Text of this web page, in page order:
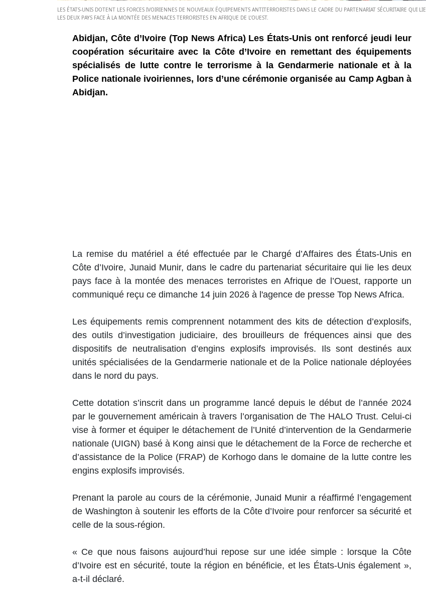
LES ÉTATS-UNIS DOTENT LES FORCES IVOIRIENNES DE NOUVEAUX ÉQUIPEMENTS ANTITERRORISTES DANS LE CADRE DU PARTENARIAT SÉCURITAIRE QUI LIE
LES DEUX PAYS FACE À LA MONTÉE DES MENACES TERRORISTES EN AFRIQUE DE L’OUEST.
Abidjan, Côte d’Ivoire (Top News Africa) Les États-Unis ont renforcé jeudi leur
coopération sécuritaire avec la Côte d’Ivoire en remettant des équipements
spécialisés de lutte contre le terrorisme à la Gendarmerie nationale et à la
Police nationale ivoiriennes, lors d’une cérémonie organisée au Camp Agban à
Abidjan.
La remise du matériel a été effectuée par le Chargé d’Affaires des États-Unis en
Côte d’Ivoire, Junaid Munir, dans le cadre du partenariat sécuritaire qui lie les deux
pays face à la montée des menaces terroristes en Afrique de l’Ouest, rapporte un
communiqué reçu ce dimanche 14 juin 2026 à l'agence de presse Top News Africa.
Les équipements remis comprennent notamment des kits de détection d’explosifs,
des outils d’investigation judiciaire, des brouilleurs de fréquences ainsi que des
dispositifs de neutralisation d’engins explosifs improvisés. Ils sont destinés aux
unités spécialisées de la Gendarmerie nationale et de la Police nationale déployées
dans le nord du pays.
Cette dotation s’inscrit dans un programme lancé depuis le début de l’année 2024
par le gouvernement américain à travers l’organisation de The HALO Trust. Celui-ci
vise à former et équiper le détachement de l’Unité d’intervention de la Gendarmerie
nationale (UIGN) basé à Kong ainsi que le détachement de la Force de recherche et
d’assistance de la Police (FRAP) de Korhogo dans le domaine de la lutte contre les
engins explosifs improvisés.
Prenant la parole au cours de la cérémonie, Junaid Munir a réaffirmé l’engagement
de Washington à soutenir les efforts de la Côte d’Ivoire pour renforcer sa sécurité et
celle de la sous-région.
« Ce que nous faisons aujourd’hui repose sur une idée simple : lorsque la Côte
d’Ivoire est en sécurité, toute la région en bénéficie, et les États-Unis également »,
a-t-il déclaré.